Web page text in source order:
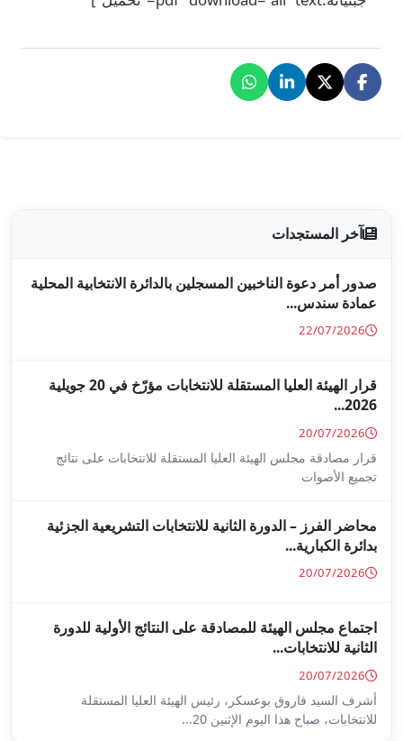
بالدائرة الانتخابية المحلية
قرار الهيئة العليا المستقلة للانتخابات مؤرّخ في 20 جويلية
المستقلة للانتخابات على نتائج
للانتخابات التشريعية الجزئية
على النتائج الأولية للدورة
الهيئة العليا المستقلة